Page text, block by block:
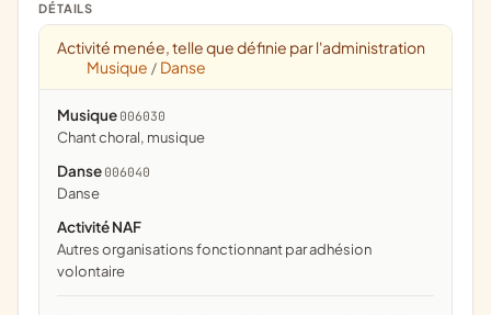
DÉTAILS
Activité menée, telle que définie par l'administration
Musique / Danse
Musique 006030
chant choral, musique
Danse 006040
danse
Activité NAF
Autres organisations fonctionnant par adhésion
volontaire